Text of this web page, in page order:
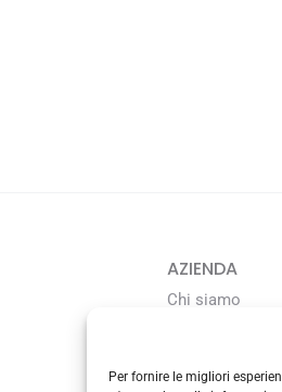
Per fornire le migliori
AZIENDA
Chi siamo
CONTATTI